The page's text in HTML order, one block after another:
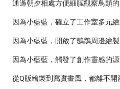
通過朝夕相處方便細膩觀察鳥類
因為小藍藍，確立了工作室多元
因為小藍藍，開啟了鸚鵡周邊繪
因為小藍藍，觸發了創作靈感的
從Q版繪製到寫實畫風，都離不開